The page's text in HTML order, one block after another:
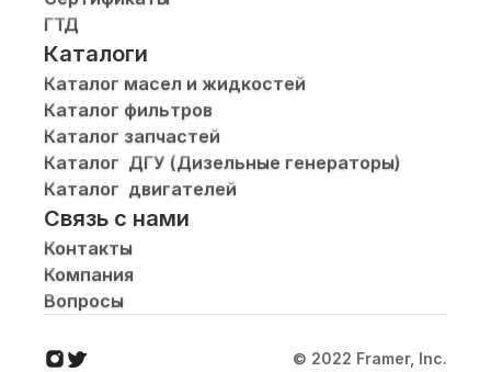
ГТД
Каталоги
Каталог масел и жидкостей
Каталог фильтров
Каталог запчастей
Каталог  ДГУ (Дизельные генераторы)
Каталог  двигателей
Связь с нами
Контакты
Компания
Вопросы
© 2022 Framer, Inc.